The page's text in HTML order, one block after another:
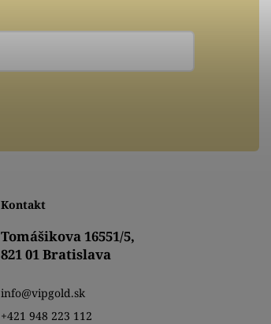
Kontakt
Tomášikova 16551/5,
821 01 Bratislava
info@vipgold.sk
+421 948 223 112